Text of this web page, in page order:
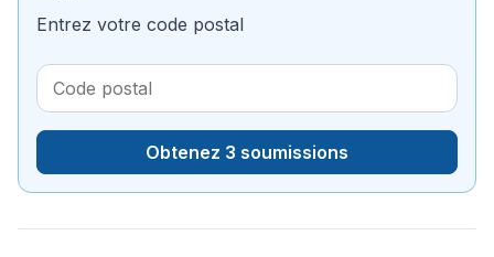
Entrez votre code postal
Obtenez 3 soumissions